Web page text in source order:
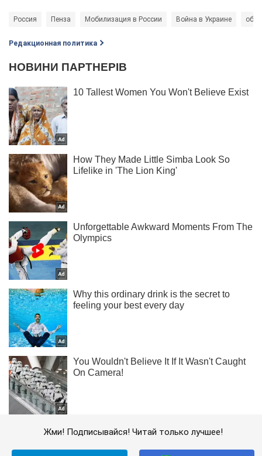
Россия Пенза Мобилизация в России Война в Украине
Редакционная политика
Жми! Подписывайся! Читай только лучшее!